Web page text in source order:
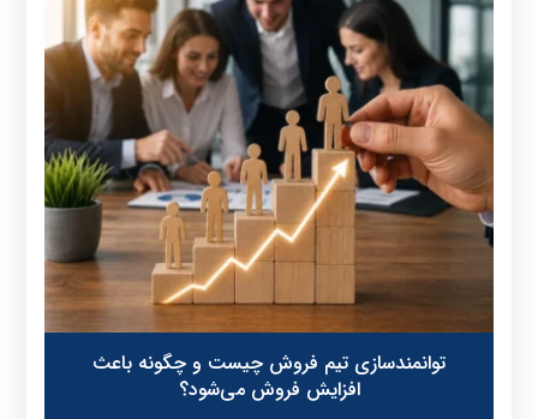
توانمندسازی تیم فروش چیست و چگونه باعث
افزایش فروش می‌شود؟